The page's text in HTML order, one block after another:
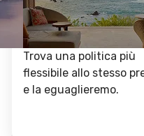
Trova una politica più
flessibile allo stesso
e la eguaglieremo.